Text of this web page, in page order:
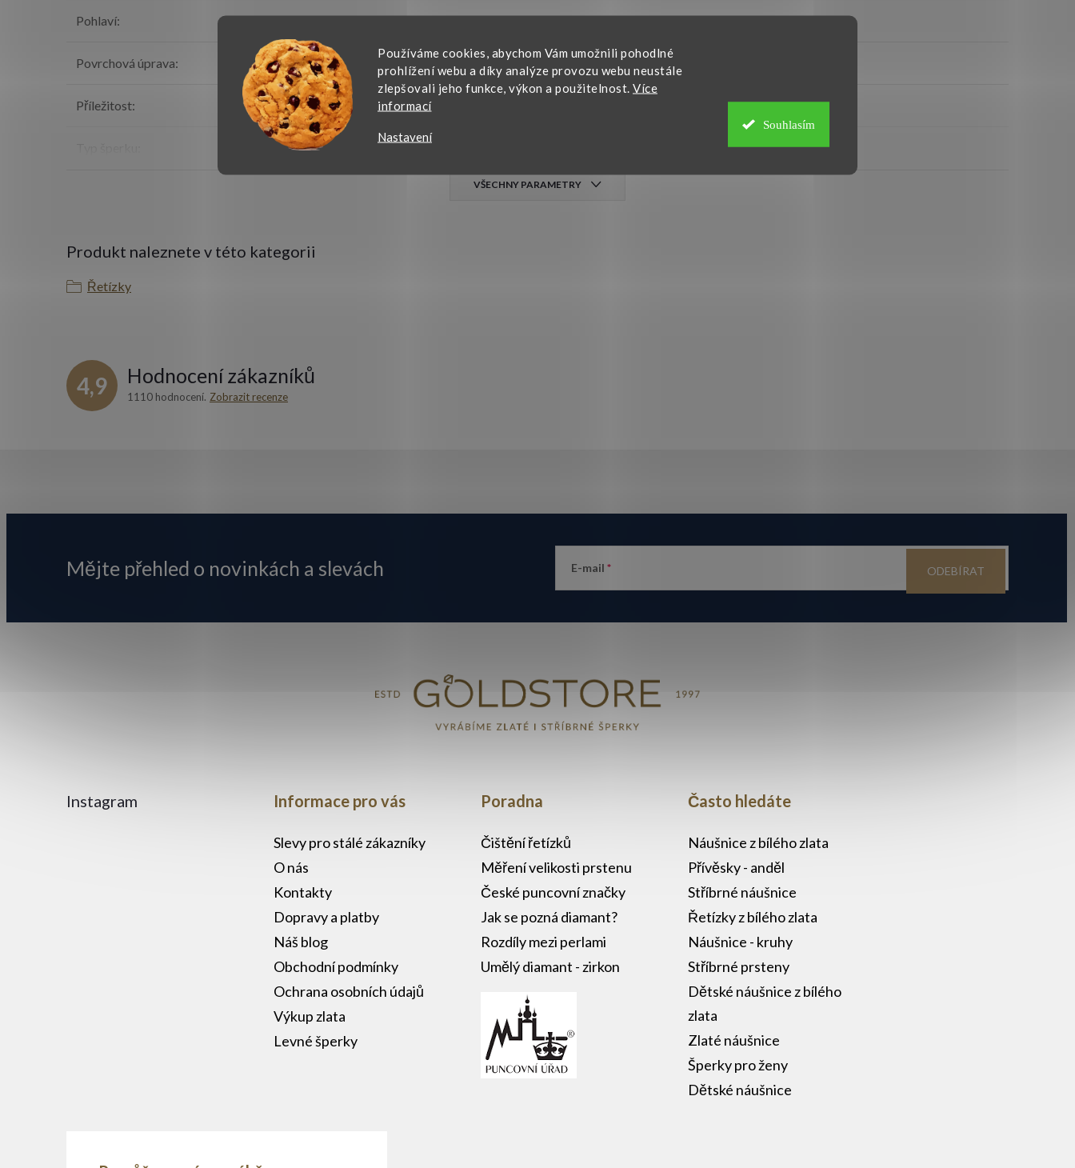
Používáme cookies, abychom Vám umožnili pohodlné
prohlížení webu a díky analýze provozu webu neustále
zlepšovali jeho funkce, výkon a použitelnost. Více
informací
Nastavení
Souhlasím
Pohlaví: dámské,pánské,unisex
Povrchová úprava: lesklá ,platinovaná
Příležitost: ke každodennímu nošení
Řetízek
VŠECHNY PARAMETRY
Produkt naleznete v této kategorii
Řetízky
4,9 Hodnocení zákazníků
1110 hodnocení Zobrazit recenze
á
t
Mějte přehled o novinkách a slevách E-mail ODEBÍRAT
Instagram Informace pro vás
Slevy pro stálé zákazníky
O nás
Kontakty
Dopravy a platby
Náš blog
Obchodní podmínky
Ochrana osobních údajů
Výkup zlata
Levné šperky
Poradna
Čištění řetízků
Měření velikosti prstenu
České puncovní značky
Jak se pozná diamant?
Rozdíly mezi perlami
Umělý diamant - zirkon
Často hledáte
Náušnice z bílého zlata
Přívěsky - anděl
Stříbrné náušnice
Řetízky z bílého zlata
Náušnice - kruhy
Stříbrné prsteny
Dětské náušnice z bílého
zlata
Zlaté náušnice
Šperky pro ženy
Dětské náušnice